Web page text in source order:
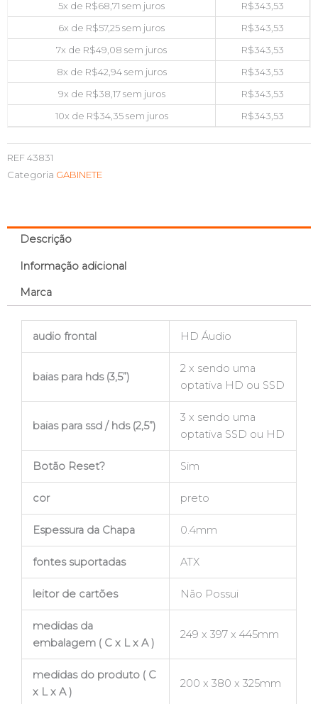
5x de R$68,71 sem juros R$343,53
6x de R$57,25sem juros R$343,53
7x de R$49,08 sem juros R$343,53
8x de R$42,94sem juros R$343,53
9x de R$38,17sem juros R$343,53
10x de R$34,35sem juros R$343,53
REF43831
Categoria GABINETE
Descrição
Informação adicional
Marca
audio frontal HD Áudio
baias para hds (3,5”)
2 x sendo uma
optativa HD ou SSD
baias para ssd / hds (2,5”)
3 x sendo uma
optativa SSD ou HD
Botão Reset? Sim
cor preto
Espessura da Chapa 0.4mm
fontes suportadas ATX
leitor de cartões Não Possui
medidas da
embalagem ( C x L x A )
249 x 397 x 445mm
medidas do produto ( C
x L x A )
200 x 380 x 325mm